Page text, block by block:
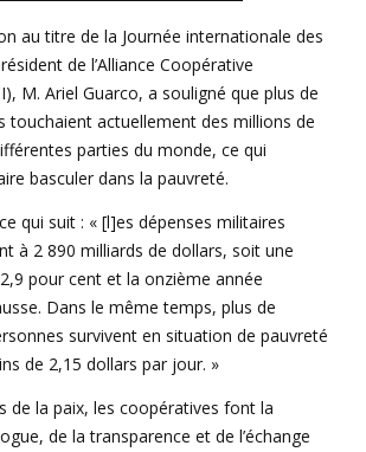
au titre de la Journée internationale des
de l’Alliance Coopérative
M. Ariel Guarco, a souligné que plus de
touchaient actuellement des millions de
parties du monde, ce qui
basculer dans la pauvreté.
qui suit : « [l]es dépenses militaires
à 2 890 milliards de dollars, soit une
pour cent et la onzième année
Dans le même temps, plus de
survivent en situation de pauvreté
de 2,15 dollars par jour. »
de la paix, les coopératives font la
de la transparence et de l’échange